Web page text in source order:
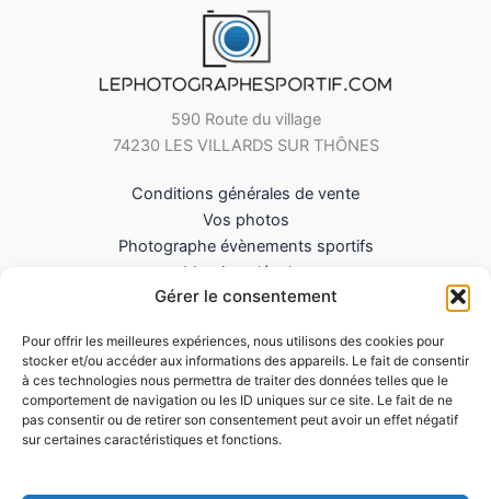
Gérer le consentement
Pour offrir les meilleures expériences, nous utilisons des cookies pour
stocker et/ou accéder aux informations des appareils. Le fait de consentir
à ces technologies nous permettra de traiter des données telles que le
comportement de navigation ou les ID uniques sur ce site. Le fait de ne
pas consentir ou de retirer son consentement peut avoir un effet négatif
sur certaines caractéristiques et fonctions.
590 Route du village
74230 LES VILLARDS SUR THÔNES
Conditions générales de vente
Vos photos
Photographe évènements sportifs
Mentions légales
Mes Téléchargements
Politique de cookies (UE)